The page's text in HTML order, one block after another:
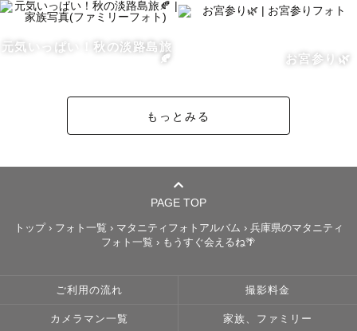
◎撮影について
撮影前から当日まで安心して迎えられるように、
どをヒアリングさせていただいております。
ご希望に合わせてお電話やオンラインでのお打ち合わせ
みなさまと一緒に楽しい思い出を残せることを心から楽
最後までお読みいただきありがとうございました🌿
元気いっぱい！秋の淡路島旅
🍂
お宮参り🌿
もっとみる
PAGE TOP
トップ› フォト一覧 › マタニティフォトアルバム › 兵庫県のマタニティ
フォト一覧 › もうすぐ会えるね🌴
ご利用の流れ 撮影料金
カメラマン一覧 家族、ファミリー